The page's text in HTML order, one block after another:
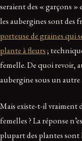
seraient des « garçons »
les aubergines sont des
porteuse de graines qui
plante à fleurs;
femelle. De quoi revoir,
aubergine sous un autre
Mais existe-t-il vraiment
femelles ? La réponse
plupart des plantes sont